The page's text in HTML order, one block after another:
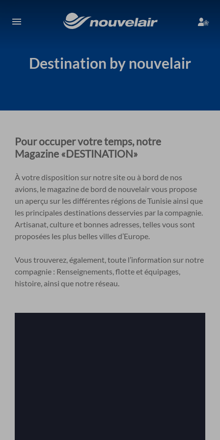
Destination by nouvelair
Pour occuper votre temps, notre
Magazine «DESTINATION»
À votre disposition sur notre site ou à bord de nos
avions, le magazine de bord de nouvelair vous propose
un aperçu sur les différentes régions de Tunisie ainsi que
les principales destinations desservies par la compagnie.
Artisanat, culture et bonnes adresses, telles vous sont
proposées les plus belles villes d’Europe.
Vous trouverez, également, toute l’information sur notre
compagnie : Renseignements, flotte et équipages,
histoire, ainsi que notre réseau.